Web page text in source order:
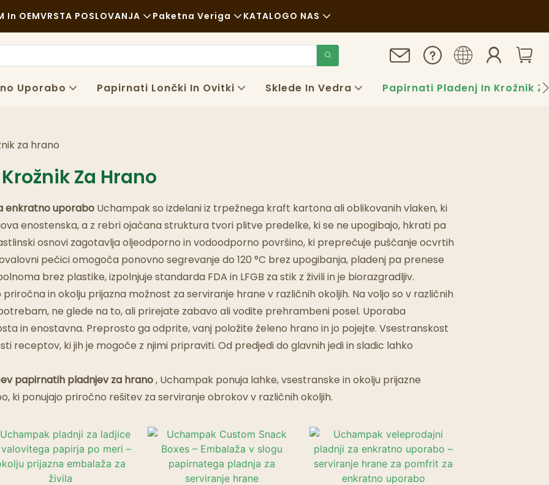
In OEMVRSTA POSLOVANJA
Pekarna
Mastna Žlica
Restavracije Z Duhovi
Paketna Veriga KATALOGO NAS
Uporabo Papirnati Lončki In Ovitki Sklede In Vedra Papirnati Pladenj In Krožnik
za hrano
Za Hrano
enkratno uporabo Uchampak so izdelani iz trpežnega kraft kartona ali oblikovanih vlaken, ki
enostenska, a z rebri ojačana struktura tvori plitve predelke, ki se ne upogibajo, hkrati pa
osnovi zagotavlja oljeodporno in vodoodporno površino, ki preprečuje puščanje ocvrtih
pečici omogoča ponovno segrevanje do 120 °C brez upogibanja, pladenj pa prenese
brez plastike, izpolnjuje standarda FDA in LFGB za stik z živili in je biorazgradljiv.
in okolju prijazna možnost za serviranje hrane v različnih okoljih. Na voljo so v različnih
ne glede na to, ali prirejate zabavo ali vodite prehrambeni posel. Uporaba
in enostavna. Preprosto ga odprite, vanj položite želeno hrano in jo pojejte. Vsestranskost
receptov, ki jih je mogoče z njimi pripraviti. Od predjedi do glavnih jedi in sladic lahko
papirnatih pladnjev za hrano, Uchampak ponuja lahke, vsestranske in okolju prijazne
ki ponujajo priročno rešitev za serviranje obrokov v različnih okoljih.